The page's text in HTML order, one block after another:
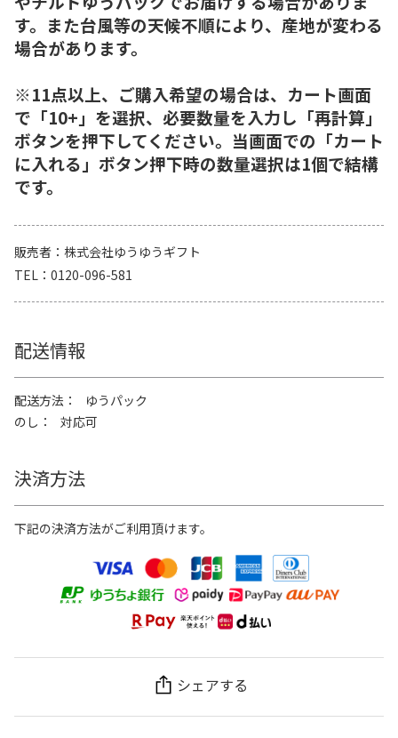
す。また台風等の天候不順により、産地が変わる
場合があります。
※11点以上、ご購入希望の場合は、カート画面
で「10+」を選択、必要数量を入力し「再計算」
ボタンを押下してください。当画面での「カート
に入れる」ボタン押下時の数量選択は1個で結構
です。
販売者
株式会社ゆうゆうギフト
TEL
0120-096-581
配送情報
配送方法
ゆうパック
のし
対応可
決済方法
下記の決済方法がご利用頂けます。
シェアする